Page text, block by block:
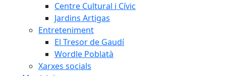
Centre Cultural i Cívic
Jardins Artigas
Entreteniment
El Tresor de Gaudí
Wordle Poblatà
Xarxes socials